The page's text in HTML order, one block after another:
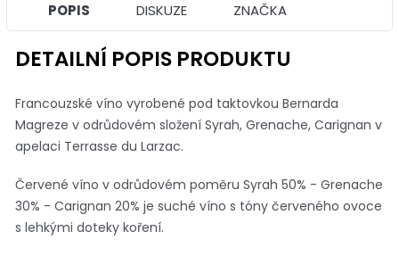
POPIS DISKUZE ZNAČKA
DETAILNÍ POPIS PRODUKTU
Francouzské víno vyrobené pod taktovkou Bernarda
Magreze v odrůdovém složení Syrah, Grenache, Carignan v
apelaci Terrasse du Larzac.
Červené víno v odrůdovém poměru Syrah 50% - Grenache
30% - Carignan 20% je suché víno s tóny červeného ovoce
s lehkými doteky koření.